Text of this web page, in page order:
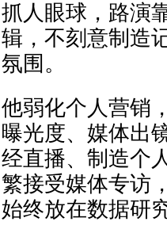
抓人眼球，路演
辑，不刻意制造
氛围。
他弱化个人营销
曝光度、媒体出
经直播、制造个
繁接受媒体专访
始终放在数据研